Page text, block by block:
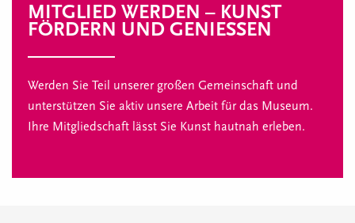
MITGLIED WERDEN – KUNST
FÖRDERN UND GENIESSEN
Werden Sie Teil unserer großen Gemeinschaft und
unterstützen Sie aktiv unsere Arbeit für das Museum.
Ihre Mitgliedschaft lässt Sie Kunst hautnah erleben.